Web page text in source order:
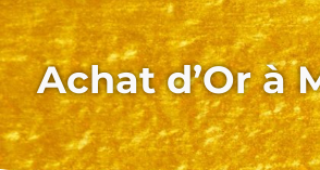
Achat d’Or à